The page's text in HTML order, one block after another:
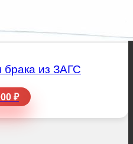
брака из ЗАГС
₽